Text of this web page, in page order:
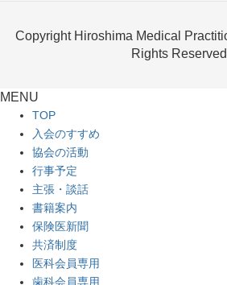
Copyright Hiroshima Medical
Rights
MENU
TOP
入会のすすめ
協会の活動
行事予定
主張・談話
書籍案内
保険医新聞
共済制度
医科会員専用
歯科会員専用